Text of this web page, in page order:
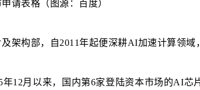
请表格（图源：百度）
架构部，自2011年起便深耕AI加速计算领
12月以来，国内第6家登陆资本市场的AI